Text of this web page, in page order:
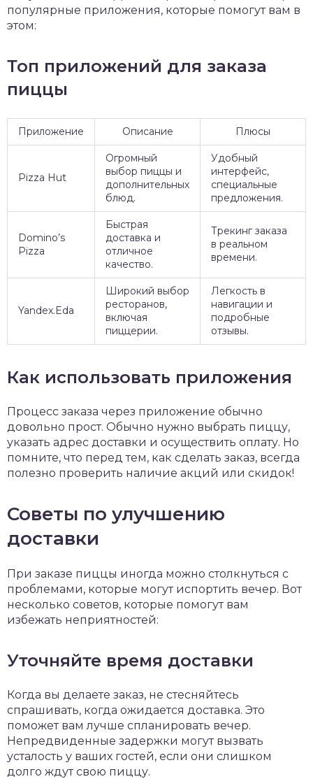
популярные приложения, которые помогут вам в
этом:
Топ приложений для заказа
пиццы
Приложение Описание Плюсы
Pizza Hut
Огромный
выбор пиццы и
дополнительных
блюд.
Удобный
интерфейс,
специальные
предложения.
Domino’s
Pizza
Быстрая
доставка и
отличное
качество.
Трекинг заказа
в реальном
времени.
Yandex.Eda
Широкий выбор
ресторанов,
включая
пиццерии.
Легкость в
навигации и
подробные
отзывы.
Как использовать приложения
Процесс заказа через приложение обычно
довольно прост. Обычно нужно выбрать пиццу,
указать адрес доставки и осуществить оплату. Но
помните, что перед тем, как сделать заказ, всегда
полезно проверить наличие акций или скидок!
Советы по улучшению
доставки
При заказе пиццы иногда можно столкнуться с
проблемами, которые могут испортить вечер. Вот
несколько советов, которые помогут вам
избежать неприятностей:
Уточняйте время доставки
Когда вы делаете заказ, не стесняйтесь
спрашивать, когда ожидается доставка. Это
поможет вам лучше спланировать вечер.
Непредвиденные задержки могут вызвать
усталость у ваших гостей, если они слишком
долго ждут свою пиццу.